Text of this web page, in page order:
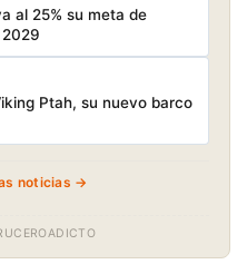
al 25% su meta de
Ptah, su nuevo barco
noticias →